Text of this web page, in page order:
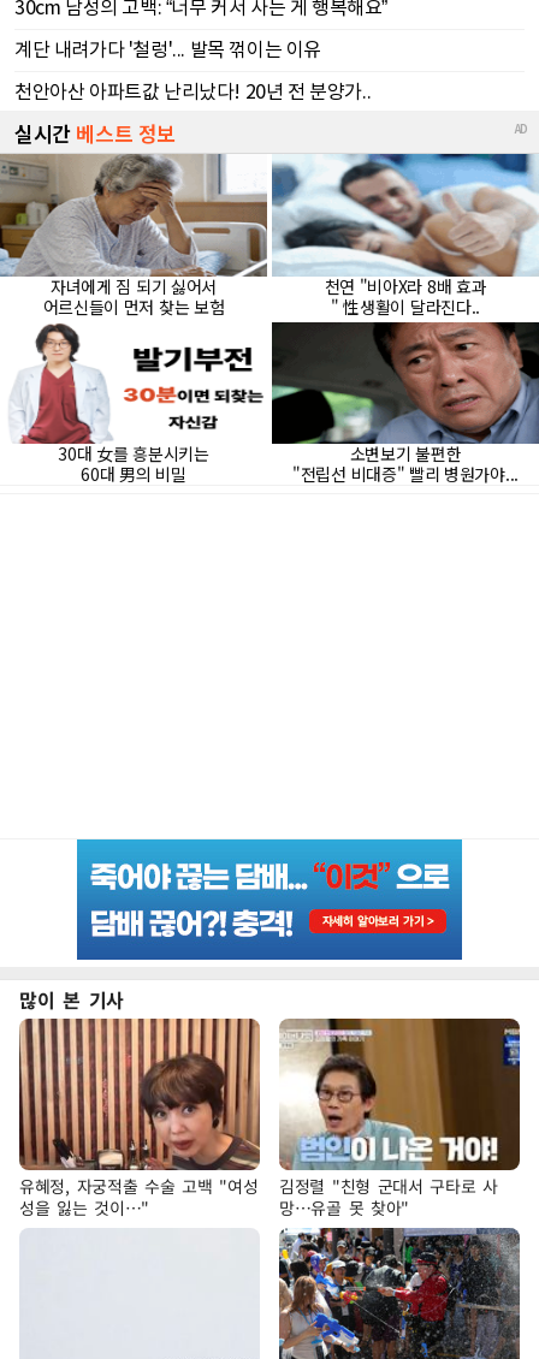
많이 본 기사
유혜정, 자궁적출 수술 고백 "여성
성을 잃는 것이…"
김정렬 "친형 군대서 구타로 사
망…유골 못 찾아"